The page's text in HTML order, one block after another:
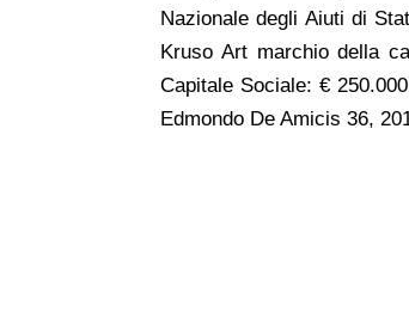
Nazionale degli Aiuti di
Kruso Art marchio della
Capitale Sociale: €
Edmondo De Amicis 36,